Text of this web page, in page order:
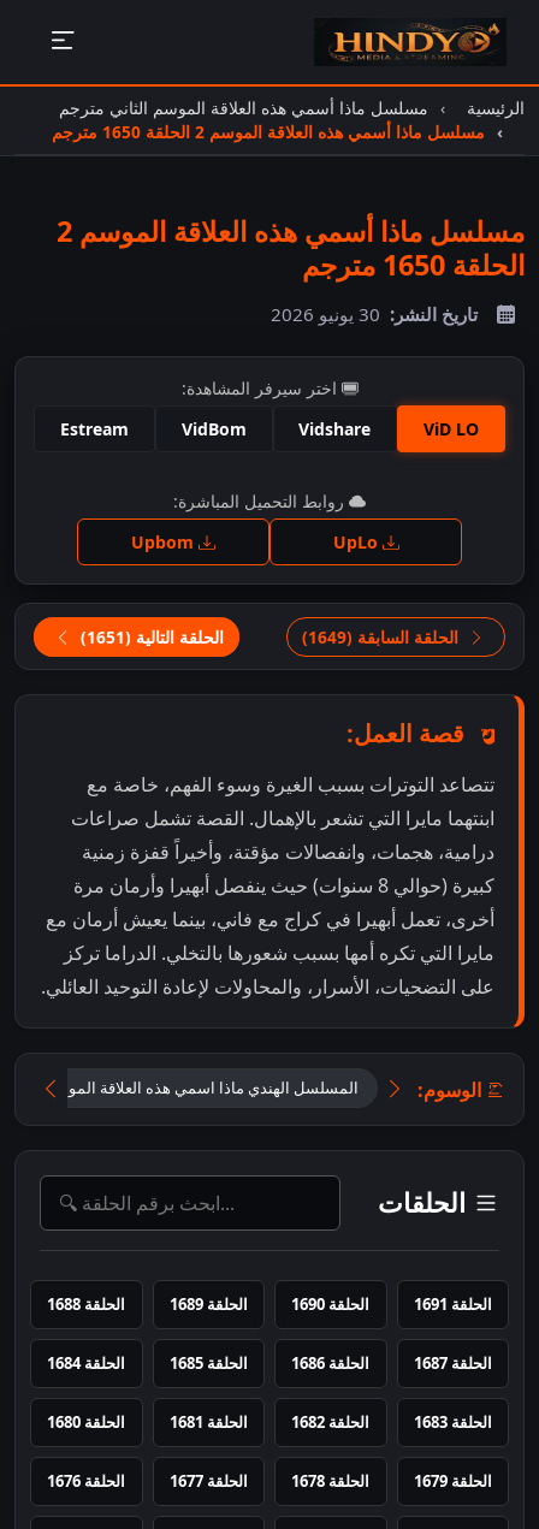
الرئيسية
مسلسل ماذا أسمي هذه العلاقة الموسم الثاني مترجم
مسلسل ماذا أسمي هذه العلاقة الموسم 2 الحلقة 1650 مترجم
مسلسل ماذا أسمي هذه العلاقة الموسم 2
الحلقة 1650 مترجم
تاريخ النشر: 30 يونيو 2026
اختر سيرفر المشاهدة:
ViD LO
Vidshare
VidBom
Estream
اضغط للمشاهدة
روابط التحميل المباشرة:
الحلقة السابقة (1649) الحلقة التالية (1651)
قصة العمل:
تتصاعد التوترات بسبب الغيرة وسوء الفهم، خاصة مع
ابنتهما مايرا التي تشعر بالإهمال. القصة تشمل صراعات
درامية، هجمات، وانفصالات مؤقتة، وأخيراً قفزة زمنية
كبيرة (حوالي 8 سنوات) حيث ينفصل أبهيرا وأرمان مرة
أخرى، تعمل أبهيرا في كراج مع فاني، بينما يعيش أرمان مع
مايرا التي تكره أمها بسبب شعورها بالتخلي. الدراما تركز
على التضحيات، الأسرار، والمحاولات لإعادة التوحيد العائلي.
الوسوم: المسلسل الهندي ماذا اسمي هذه العلاقة الموسم الثاني
الحلقات
الحلقة 1691 الحلقة 1690 الحلقة 1689 الحلقة 1688
الحلقة 1687 الحلقة 1686 الحلقة 1685 الحلقة 1684
الحلقة 1683 الحلقة 1682 الحلقة 1681 الحلقة 1680
الحلقة 1679 الحلقة 1678 الحلقة 1677 الحلقة 1676